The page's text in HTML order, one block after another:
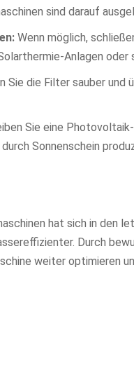
sind darauf
Wenn möglich,
Anlagen oder
Sie die Filter sauber und
Sie eine
Sonnenschein
hat sich in
Durch
weiter optimieren